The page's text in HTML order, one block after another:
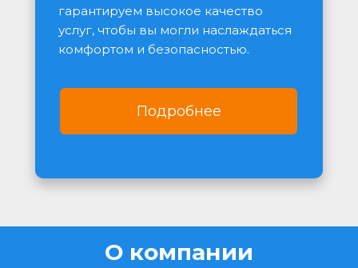
гарантируем высокое качество
услуг, чтобы вы могли наслаждаться
комфортом и безопасностью.
Подробнее
О компании